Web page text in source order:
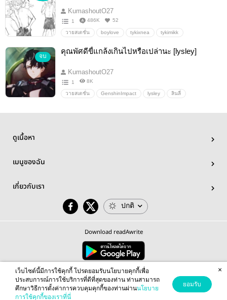
KumashoutO27
1 486K 52
วายสเตชั่น boylove tykixnea tykimikk
จบ
คุณพัศดีขี้แกล้งเกินไปหรือเปล่านะ [lysley]
KumashoutO27
1 8K
วายสเตชั่น GenshinImpact lysley ลินลี่
ดูเนื้อหา
เมนูของฉัน
เกี่ยวกับเรา
ปกติ
Download readAwrite
© 2026 readAwrite.com by MEB Corporation Public Company Limited
This site is protected by reCAPTCHA and the Google Privacy Policy Terms of Serviceapply.
เว็บไซต์นี้มีการใช้คุกกี้ โปรดยอมรับนโยบายคุกกี้เพื่อ
ประสบการณ์การใช้บริการที่ดีที่สุดของท่าน ท่านสามารถ
ศึกษาวิธีการตั้งค่าการควบคุมคุกกี้ของท่านผ่านนโยบาย
การใช้คุกกี้ของเราที่นี่
ยอมรับ
×